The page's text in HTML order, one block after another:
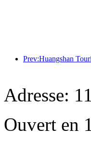
Adresse:
Ouvert en